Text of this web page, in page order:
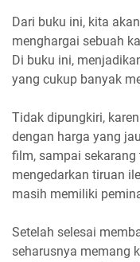
Dari buku ini, kita
menghargai sebuah
Di buku ini,
yang cukup banyak
Tidak dipungkiri,
dengan harga yang
film, sampai
mengedarkan tiruan
masih memiliki
Setelah selesai
seharusnya memang